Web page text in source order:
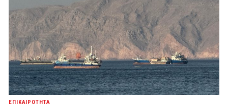
ΕΠΙΚΑΙΡΟΤΗΤΑ